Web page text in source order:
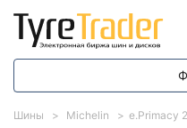
Шины Michelin e.Primacy 2
Диапазон цен